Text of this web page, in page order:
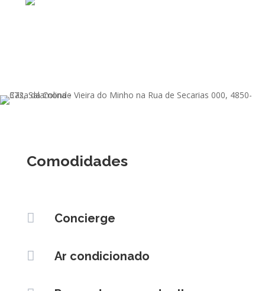
Comodidades
 Concierge
 Ar condicionado